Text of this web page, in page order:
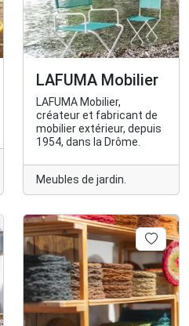
LAFUMA Mobilier
LAFUMA Mobilier,
créateur et fabricant de
mobilier extérieur, depuis
1954, dans la Drôme.
Meubles de jardin.